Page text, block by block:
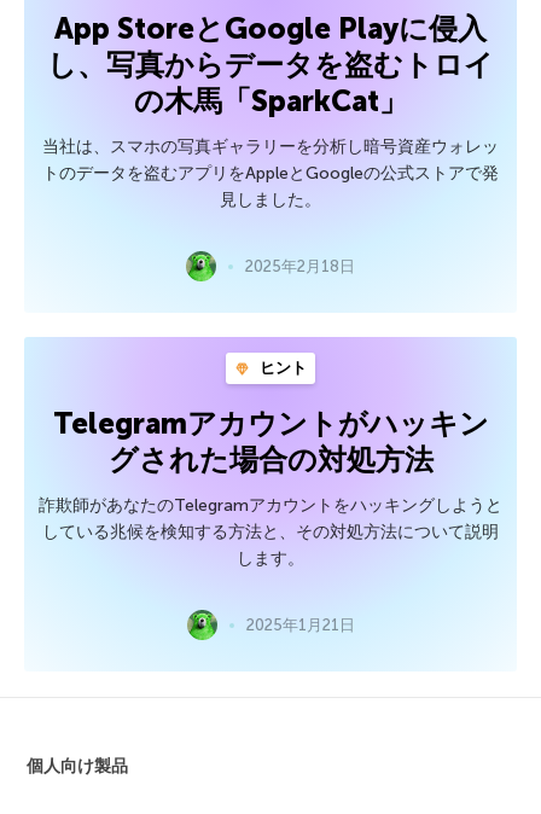
App StoreとGoogle Playに侵入
し、写真からデータを盗むトロイ
の木馬「SparkCat」
当社は、スマホの写真ギャラリーを分析し暗号資産ウォレッ
トのデータを盗むアプリをAppleとGoogleの公式ストアで発
見しました。
2025年2月18日
ヒント
Telegramアカウントがハッキン
グされた場合の対処方法
詐欺師があなたのTelegramアカウントをハッキングしようと
している兆候を検知する方法と、その対処方法について説明
します。
2025年1月21日
個人向け製品